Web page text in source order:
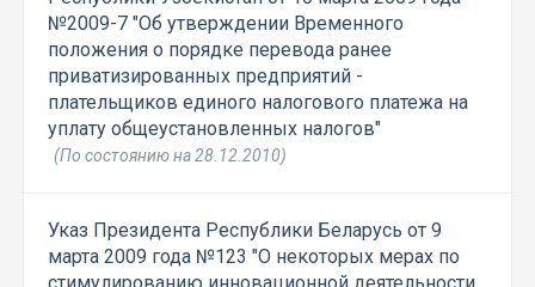
№2009-7 "Об утверждении Временного
положения о порядке перевода ранее
приватизированных предприятий -
плательщиков единого налогового платежа на
уплату общеустановленных налогов"
(По состоянию на 28.12.2010)
Указ Президента Республики Беларусь от 9
марта 2009 года №123 "О некоторых мерах по